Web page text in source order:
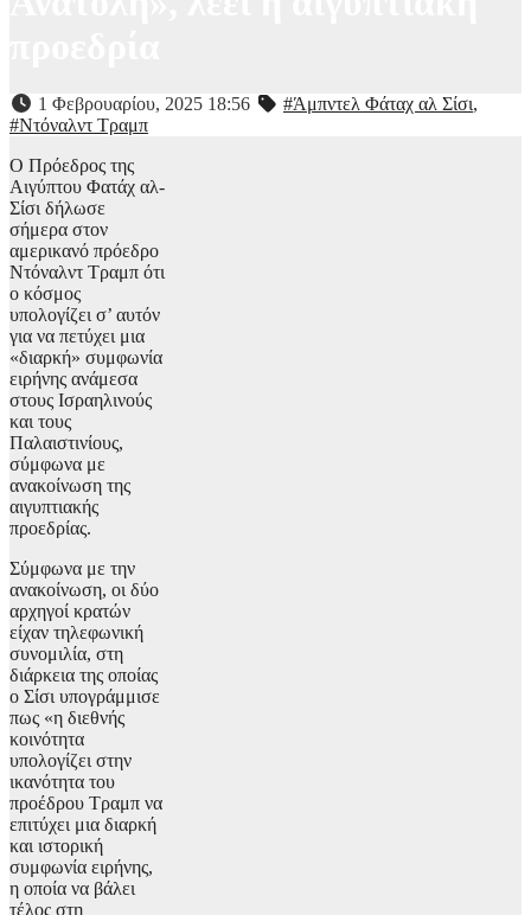
1 Φεβρουαρίου, 2025 18:56 #Άμπντελ Φάταχ αλ Σίσι,
#Ντόναλντ Τραμπ
Ο Πρόεδρος της
Αιγύπτου Φατάχ αλ-
Σίσι δήλωσε
σήμερα στον
αμερικανό πρόεδρο
Ντόναλντ Τραμπ ότι
ο κόσμος
υπολογίζει σ’ αυτόν
για να πετύχει μια
«διαρκή» συμφωνία
ειρήνης ανάμεσα
στους Ισραηλινούς
και τους
Παλαιστινίους,
σύμφωνα με
ανακοίνωση της
αιγυπτιακής
προεδρίας.
Σύμφωνα με την
ανακοίνωση, οι δύο
αρχηγοί κρατών
είχαν τηλεφωνική
συνομιλία, στη
διάρκεια της οποίας
ο Σίσι υπογράμμισε
πως «η διεθνής
κοινότητα
υπολογίζει στην
ικανότητα του
προέδρου Τραμπ να
επιτύχει μια διαρκή
και ιστορική
συμφωνία ειρήνης,
η οποία να βάλει
τέλος στη